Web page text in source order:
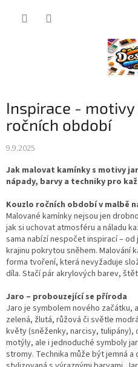
Inspirace -
ročních období
9.9.2025
Jak malovat kamínky s motivy
nápady, barvy a techniky pro
Kouzlo ročních období v malbě
Malované kamínky nejsou jen
jak si uchovat atmosféru a náladu
sama nabízí nespočet inspirací –
krajinu pokrytou sněhem. Malování
forma tvoření, která nevyžaduje
díla. Stačí pár akrylových barev,
Jaro – probouzející se příroda
Jaro je symbolem nového začátku,
zelená, žlutá, růžová či světle
květy (sněženky, narcisy, tulipány),
motýly, ale i jednoduché symboly
stromy. Technika může být jemná